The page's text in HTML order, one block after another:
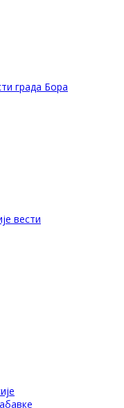
града Бора
вести